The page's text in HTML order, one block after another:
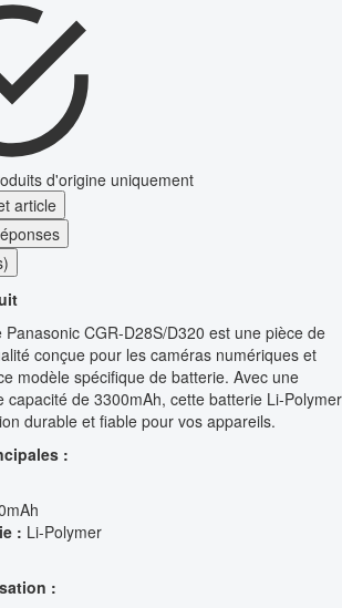
d'origine uniquement
article
CGR-D28S/D320 est une pièce de
conçue pour les caméras numériques et
modèle spécifique de batterie. Avec une
capacité de 3300mAh, cette batterie Li-Polymer
durable et fiable pour vos appareils.
:
: Li-Polymer
: